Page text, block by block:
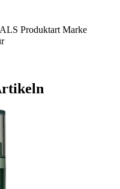
Produktart Marke